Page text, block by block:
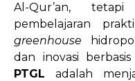
Al-Qur’an,
pembelajaran
greenhouse
dan inovasi
PTGL adalah